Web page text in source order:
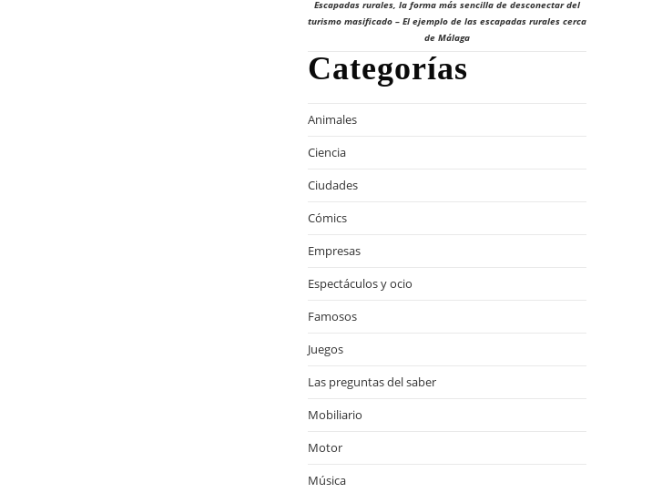
Escapadas rurales, la forma más sencilla de desconectar del
turismo masificado – El ejemplo de las escapadas rurales cerca
de Málaga
Categorías
Animales
Ciencia
Ciudades
Cómics
Empresas
Espectáculos y ocio
Famosos
Juegos
Las preguntas del saber
Mobiliario
Motor
Música